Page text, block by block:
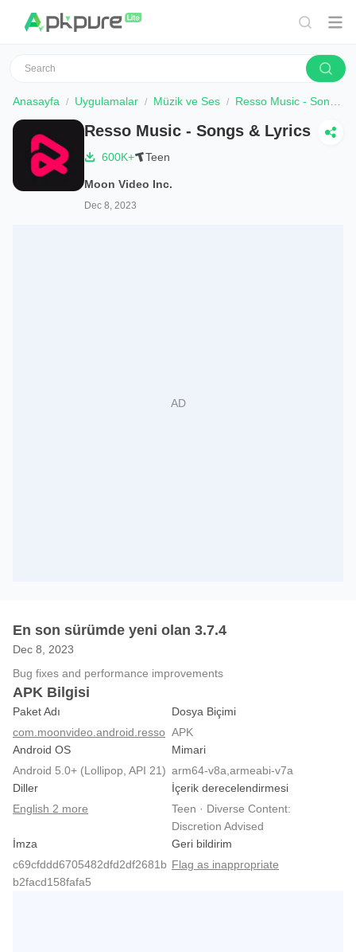
Anasayfa Uygulamalar Müzik ve Ses Resso Music - Songs & Lyrics
Resso Music - Songs & Lyrics
600K+ Teen
Moon Video Inc.
Dec 8, 2023
En son sürümde yeni olan 3.7.4
Dec 8, 2023
Bug fixes and performance improvements
APK Bilgisi
Paket Adı
com.moonvideo.android.resso
Dosya Biçimi
APK
Android OS
Android 5.0+ (Lollipop, API 21)
Mimari
arm64-v8a,armeabi-v7a
Diller
English 2 more
İçerik derecelendirmesi
Teen · Diverse Content:
Discretion Advised
İmza
c69cfddd6705482dfd2df2681b
b2facd158fafa5
Geri bildirim
Flag as inappropriate